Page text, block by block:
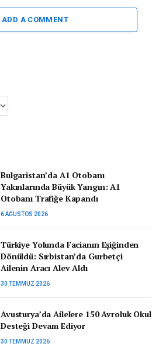
ADD A COMMENT
Bulgaristan’da A1 Otobanı
Yakınlarında Büyük Yangın: A1
Otobanı Trafiğe Kapandı
6 AĞUSTOS 2026
Türkiye Yolunda Facianın Eşiğinden
Dönüldü: Sırbistan’da Gurbetçi
Ailenin Aracı Alev Aldı
30 TEMMUZ 2026
Avusturya’da Ailelere 150 Avroluk Okul
Desteği Devam Ediyor
30 TEMMUZ 2026